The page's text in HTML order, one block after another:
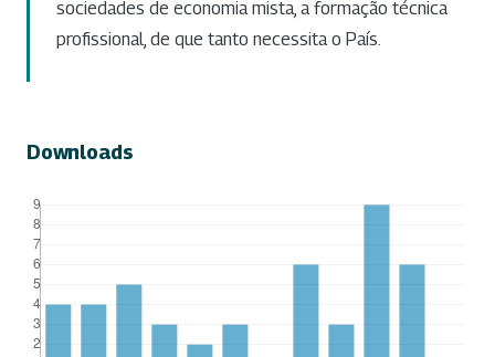
sociedades de economia mista, a formação técnica
profissional, de que tanto necessita o País.
Downloads